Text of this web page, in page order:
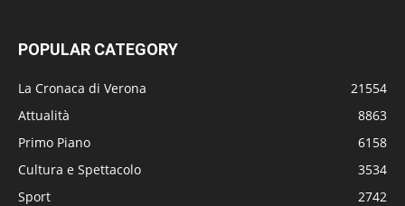
POPULAR CATEGORY
La Cronaca di Verona
21554
Attualità
8863
Primo Piano
6158
Cultura e Spettacolo
3534
Sport
2742